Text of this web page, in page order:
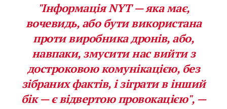
"Інформація NYT — яка має,
вочевидь, або бути використана
проти виробника дронів, або,
навпаки, змусити нас вийти з
достроковою комунікацією, без
зібраних фактів, і зіграти в інший
бік — є відвертою провокацією", —